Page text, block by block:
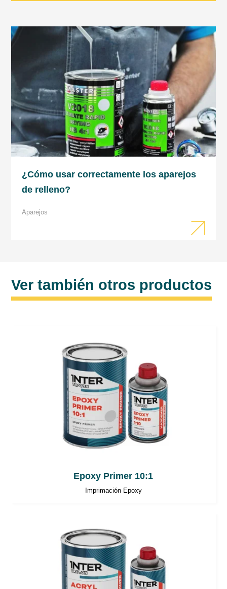
Se recomienda utilizar equipo de
protección personal cuando se trabaje
con productos de 2 componentes.
Proteger los ojos y las vías respiratorias.
Las habitaciones deben estar bien
ventiladas.
Las herramientas deben lavarse
inmediatamente después de su
aplicación.
Nota
: Para mantener la seguridad, siga
seguridad del producto.
¿Cómo usar correctamente los aparejos
de relleno?
Aparejos
Ver también otros productos
Epoxy Primer 10:1
Imprimación Epoxy